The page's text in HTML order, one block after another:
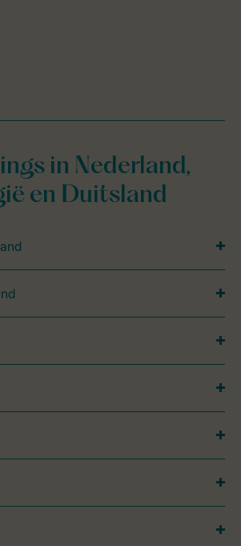
in Nederland,
en Duitsland